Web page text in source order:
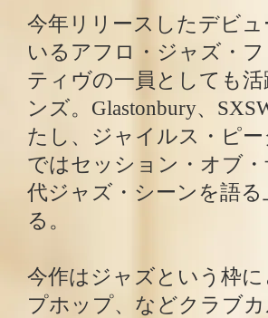
今年リリースしたデビ
いるアフロ・ジャズ・
ティヴの一員としても
ンズ。Glastonbury、
たし、ジャイルス・ピー
ではセッション・オブ
代ジャズ・シーンを語
る。
今作はジャズという枠
プホップ、などクラブ